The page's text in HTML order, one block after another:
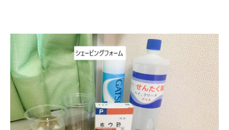
2. 工学院大学ヒストリー
3. #KUTE VOICE エンジニアリーダーたちの声